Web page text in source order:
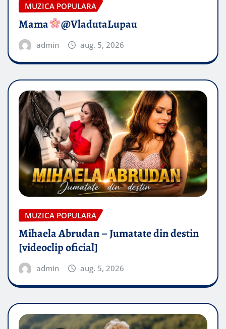
MUZICA POPULARA
Mama @VladutaLupau
admin aug. 5, 2026
MUZICA POPULARA
Mihaela Abrudan – Jumatate din destin
[videoclip oficial]
admin aug. 5, 2026